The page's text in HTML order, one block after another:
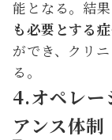
能となる。結果
も必要とする
ができ、クリ
る。
4.オペレー
アンス体制